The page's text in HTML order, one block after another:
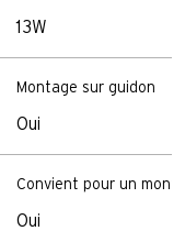
13W
Montage sur guidon
Oui
Convient pour un
Oui